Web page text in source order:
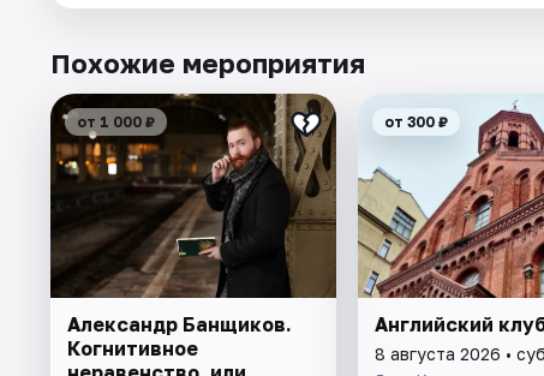
Похожие мероприятия
от 1 000 ₽
Александр Банщиков.
Когнитивное
от 300 ₽
Английский
8 августа 2026 •